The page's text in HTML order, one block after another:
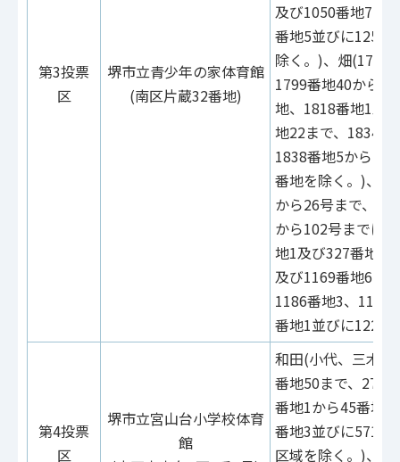
第3投票
区
堺市立青少年の家体育館
(南区片蔵32番地)
及び1050番地7か
番地5並びに1254
除く。)、畑(1799
1799番地40から
地、1818番地1及
地22まで、1834
1838番地5から
番地を除く。)、
から26号まで、43
から102号までに
地1及び327番地3
及び1169番地6、
1186番地3、1193
番地1並びに1225
第4投票
区
堺市立宮山台小学校体育
館
和田(小代、三木
番地50まで、27番
番地1から45番地6
番地3並びに571番
区域を除く。)、